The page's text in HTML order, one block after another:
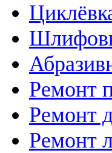
Ремонт
Ремонт
Ремонт